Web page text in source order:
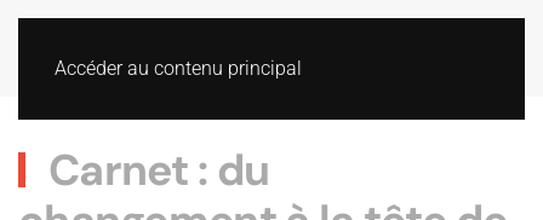
Accéder au contenu principal
Carnet : du